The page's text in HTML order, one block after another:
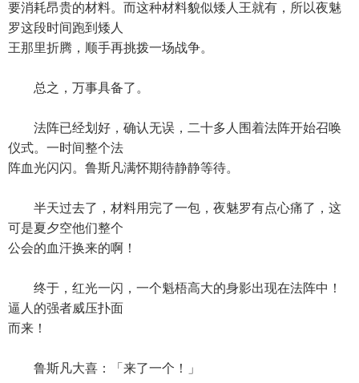
要消耗昂贵的材料。而这种材料貌似矮人王就有，所以夜魅
罗这段时间跑到矮人
王那里折腾，顺手再挑拨一场战争。
总之，万事具备了。
法阵已经划好，确认无误，二十多人围着法阵开始召唤
仪式。一时间整个法
阵血光闪闪。鲁斯凡满怀期待静静等待。
半天过去了，材料用完了一包，夜魅罗有点心痛了，这
可是夏夕空他们整个
公会的血汗换来的啊！
终于，红光一闪，一个魁梧高大的身影出现在法阵中！
逼人的强者威压扑面
而来！
鲁斯凡大喜：「来了一个！」